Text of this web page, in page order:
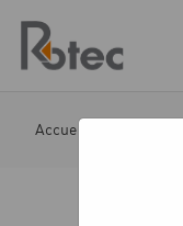
content
Accueil